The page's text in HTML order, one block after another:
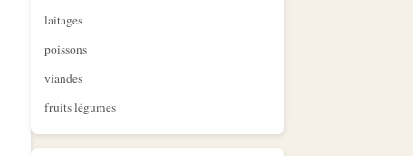
laitages
poissons
viandes
fruits légumes